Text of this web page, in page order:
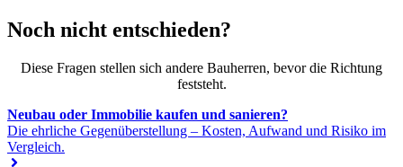
Noch nicht entschieden?
Diese Fragen stellen sich andere Bauherren, bevor die Richtung
feststeht.
Neubau oder Immobilie kaufen und sanieren?
Die ehrliche Gegenüberstellung – Kosten, Aufwand und Risiko im
Vergleich.